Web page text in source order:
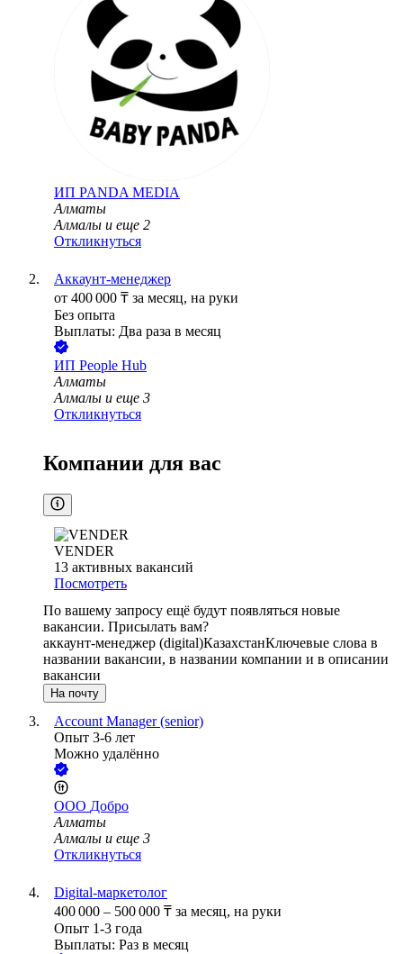
ИП PANDA MEDIA
Алматы
Алмалы и еще 2
Откликнуться
Аккаунт-менеджер
от 400 000 ₸ за месяц, на руки
Без опыта
Выплаты: Два раза в месяц
ИП People Hub
Алматы
Алмалы и еще 3
Откликнуться
Компании для вас
VENDER
13 активных вакансий
Посмотреть
По вашему запросу ещё будут появляться новые
вакансии. Присылать вам?
аккаунт-менеджер (digital)КазахстанКлючевые слова в
названии вакансии, в названии компании и в описании
вакансии
На почту
Account Manager (senior)
Опыт 3-6 лет
Можно удалённо
ООО Добро
Алматы
Алмалы и еще 3
Откликнуться
Digital-маркетолог
400 000 – 500 000 ₸ за месяц, на руки
Опыт 1-3 года
Выплаты: Раз в месяц